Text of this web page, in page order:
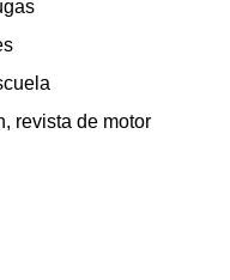
revista de motor